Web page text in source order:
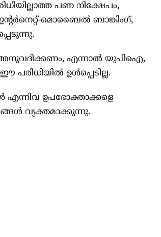
പണ നിക്ഷേപം,
മൊബൈൽ ബാങ്കിംഗ്,
അനുവദിക്കണം, എന്നാൽ യുപിഐ,
ഉൾപ്പെടില്ല.
എന്നിവ ഉപഭോക്താക്കളെ
വ്യക്തമാക്കുന്നു.